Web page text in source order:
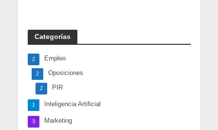
Categorías
Empleo
2
Oposiciones
2
PIR
2
Inteligencia Artificial
1
Marketing
3